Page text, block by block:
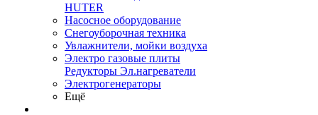
HUTER
Насосное оборудование
Снегоуборочная техника
Увлажнители, мойки воздуха
Электро газовые плиты
Редукторы Эл.нагреватели
Электрогенераторы
Ещё